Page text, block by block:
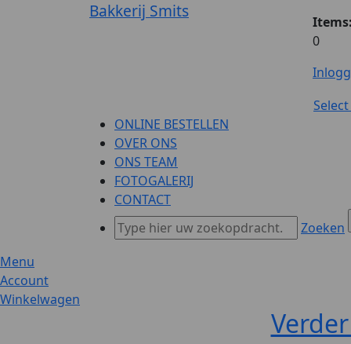
Bakkerij Smits
0
ONLINE BESTELLEN
OVER ONS
ONS TEAM
FOTOGALERIJ
CONTACT
Zoeken
Menu
Account
Winkelwagen